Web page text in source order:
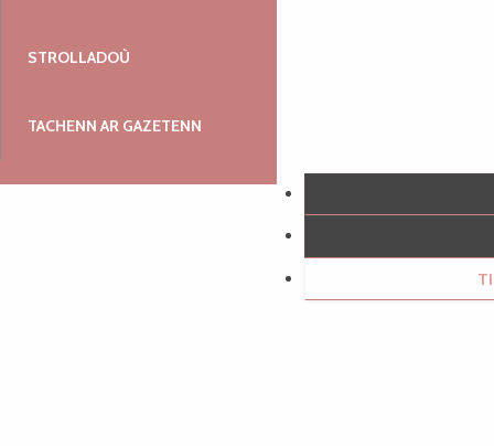
STROLLADOÙ
TACHENN AR GAZETENN